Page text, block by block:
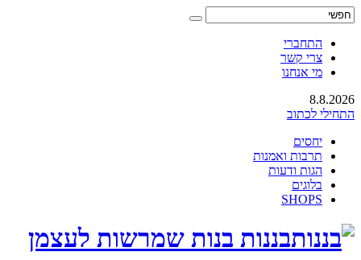
התחברי
צרי קשר
מי אנחנו
8.8.2026
התחילי לכתוב
יחסים
תרבות ואמנות
הגות ודעות
בלוגים
SHOPS
בננות בנות שמרשות לעצמן